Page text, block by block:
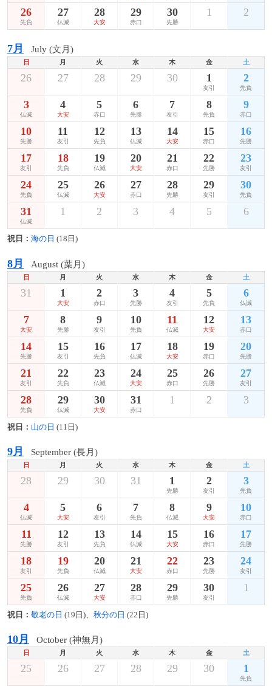
26
先負
27
仏滅
28
大安
29
赤口
30
先勝
1 2
7月 July (文月)
日 月 火 水 木 金 土
26 27 28 29 30 1
友引
2
先負
3
仏滅
4
大安
5
赤口
6
先勝
7
友引
8
先負
9
赤口
10
先勝
11
友引
12
先負
13
仏滅
14
大安
15
赤口
16
先勝
17
友引
18
先負
19
仏滅
20
大安
21
赤口
22
先勝
23
友引
24
先負
25
仏滅
26
大安
27
赤口
28
先勝
29
友引
30
先負
31
仏滅
1 2 3 4 5 6
祝日： 海の日 (18日)
8月 August (葉月)
日 月 火 水 木 金 土
31 1
大安
2
赤口
3
先勝
4
友引
5
先負
6
仏滅
7
大安
8
先勝
9
友引
10
先負
11
仏滅
12
大安
13
赤口
14
先勝
15
友引
16
先負
17
仏滅
18
大安
19
赤口
20
先勝
21
友引
22
先負
23
仏滅
24
大安
25
赤口
26
先勝
27
友引
28
先負
29
仏滅
30
大安
31
赤口
1 2 3
祝日： 山の日 (11日)
9月 September (長月)
日 月 火 水 木 金 土
28 29 30 31 1
先勝
2
友引
3
先負
4
仏滅
5
大安
6
友引
7
先負
8
仏滅
9
大安
10
赤口
11
先勝
12
友引
13
先負
14
仏滅
15
大安
16
赤口
17
先勝
18
友引
19
先負
20
仏滅
21
大安
22
赤口
23
先勝
24
友引
25
先負
26
仏滅
27
大安
28
赤口
29
先勝
30
友引
1
祝日： 敬老の日 (19日)、 秋分の日 (22日)
10月 October (神無月)
日 月 火 水 木 金 土
25 26 27 28 29 30 1
先負